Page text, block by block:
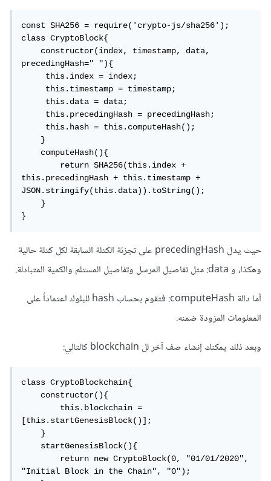
const SHA256 = require('crypto-js/sha256');
class CryptoBlock{
    constructor(index, timestamp, data,
precedingHash=" "){
     this.index = index;
     this.timestamp = timestamp;
     this.data = data;
     this.precedingHash = precedingHash;
     this.hash = this.computeHash();
    }
    computeHash(){
        return SHA256(this.index +
this.precedingHash + this.timestamp +
JSON.stringify(this.data)).toString();
    }
}
حيث يدل precedingHash على تجزئة الكتلة السابقة لكل كتلة حالية
وهكذا، و data: مثل تفاصيل المرسل وتفاصيل المستلم والكمية المتبادلة.
أما دالة computeHash: فتقوم بحساب hash للبلوك اعتماداً على
المعلومات المزودة ضمنه.
وبعد ذلك يمكنك إنشاء صف آخر لل blockchain كالتالي:
class CryptoBlockchain{
    constructor(){
        this.blockchain =
[this.startGenesisBlock()];
    }
    startGenesisBlock(){
        return new CryptoBlock(0, "01/01/2020",
"Initial Block in the Chain", "0");